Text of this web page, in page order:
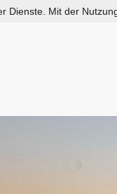
Dienste. Mit der